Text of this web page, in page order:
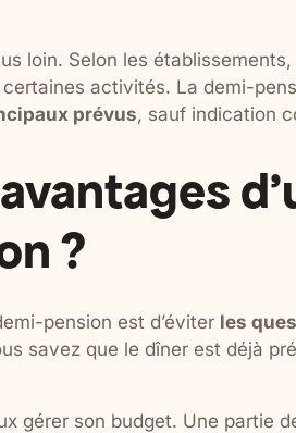
loin. Selon les
activités. La demi-
prévus, sauf indication
?
pension est d’éviter les
savez que le dîner est déjà
gérer son budget. Une partie